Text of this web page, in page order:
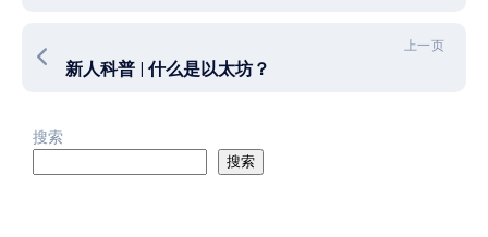
上一页
新人科普 | 什么是以太坊？
搜索
搜索